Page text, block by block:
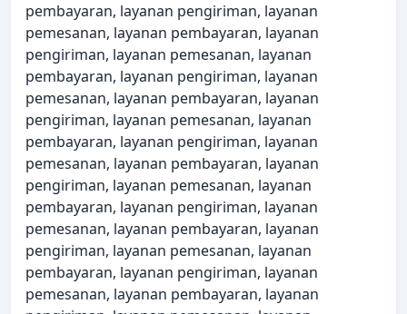
pembayaran, layanan pengiriman, layanan
pemesanan, layanan pembayaran, layanan
pengiriman, layanan pemesanan, layanan
pembayaran, layanan pengiriman, layanan
pemesanan, layanan pembayaran, layanan
pengiriman, layanan pemesanan, layanan
pembayaran, layanan pengiriman, layanan
pemesanan, layanan pembayaran, layanan
pengiriman, layanan pemesanan, layanan
pembayaran, layanan pengiriman, layanan
pemesanan, layanan pembayaran, layanan
pengiriman, layanan pemesanan, layanan
pembayaran, layanan pengiriman, layanan
pemesanan, layanan pembayaran, layanan